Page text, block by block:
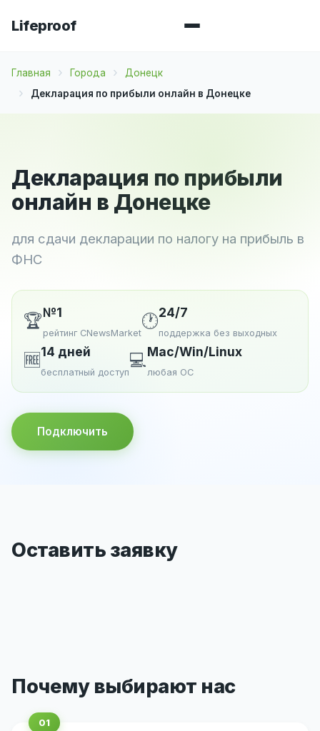
Lifeproof
Главная Города
Донецк
Декларация по прибыли онлайн в Донецке
Декларация по прибыли
онлайн в Донецке
для сдачи декларации по налогу на прибыль в
ФНС
🏆№1
рейтинг CNewsMarket
🕐24/7
поддержка без выходных
🆓14 дней
бесплатный доступ
💻Mac/Win/Linux
любая ОС
Подключить
Оставить заявку
Почему выбирают нас